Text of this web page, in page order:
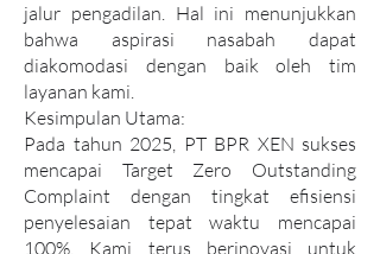
jalur pengadilan. Hal ini menunjukkan
bahwa aspirasi nasabah dapat
diakomodasi dengan baik oleh tim
layanan kami.
Kesimpulan Utama:
Pada tahun 2025, PT BPR XEN sukses
mencapai Target Zero Outstanding
Complaint dengan tingkat efisiensi
penyelesaian tepat waktu mencapai
100%. Kami terus berinovasi untuk